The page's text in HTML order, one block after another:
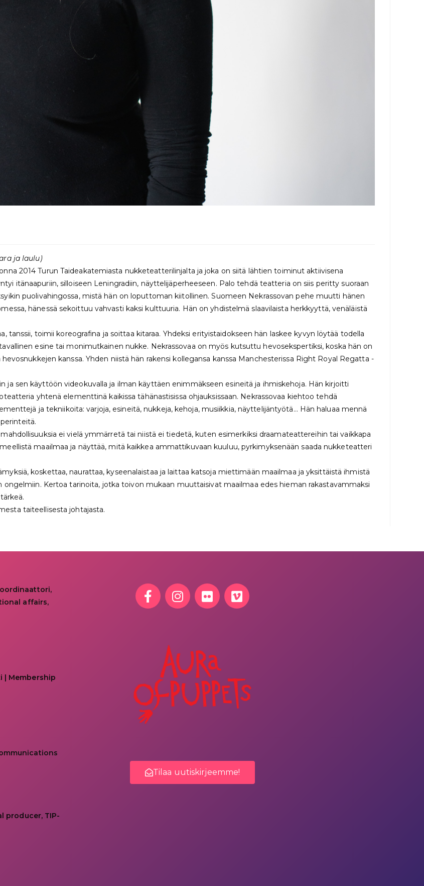
ja laulu)
2014 Turun Taideakatemiasta nukketeatterilinjalta ja joka on siitä lähtien toiminut aktiivisena
itänaapuriin, silloiseen Leningradiin, näyttelijäperheeseen. Palo tehdä teatteria on siis peritty suoraan
puolivahingossa, mistä hän on loputtoman kiitollinen. Suomeen Nekrassovan pehe muutti hänen
hänessä sekoittuu vahvasti kaksi kulttuuria. Hän on yhdistelmä slaavilaista herkkyyttä, venäläistä
tanssii, toimii koreografina ja soittaa kitaraa. Yhdeksi erityistaidokseen hän laskee kyvyn löytää todella
esine tai monimutkainen nukke. Nekrassovaa on myös kutsuttu hevosekspertiksi, koska hän on
kanssa. Yhden niistä hän rakensi kollegansa kanssa Manchesterissa Right Royal Regatta -
ja sen käyttöön videokuvalla ja ilman käyttäen enimmäkseen esineitä ja ihmiskehoja. Hän kirjoitti
yhtenä elementtinä kaikissa tähänastisissa ohjauksissaan. Nekrassovaa kiehtoo tehdä
ja tekniikoita: varjoja, esineitä, nukkeja, kehoja, musiikkia, näyttelijäntyötä… Hän haluaa mennä
ei vielä ymmärretä tai niistä ei tiedetä, kuten esimerkiksi draamateattereihin tai vaikkapa
maailmaa ja näyttää, mitä kaikkea ammattikuvaan kuuluu, pyrkimyksenään saada nukketeatteri
koskettaa, naurattaa, kyseenalaistaa ja laittaa katsoja miettimään maailmaa ja yksittäistä ihmistä
Kertoa tarinoita, jotka toivon mukaan muuttaisivat maailmaa edes hieman rakastavammaksi
taiteellisesta johtajasta.
affairs,
| Membership
producer, TIP-
Tilaa uutiskirjeemme!